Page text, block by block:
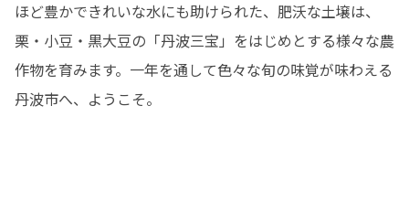
ほど豊かできれいな水にも助けられた、肥沃な土壌は、
栗・小豆・黒大豆の「丹波三宝」をはじめとする様々な農
作物を育みます。一年を通して色々な旬の味覚が味わえる
丹波市へ、ようこそ。